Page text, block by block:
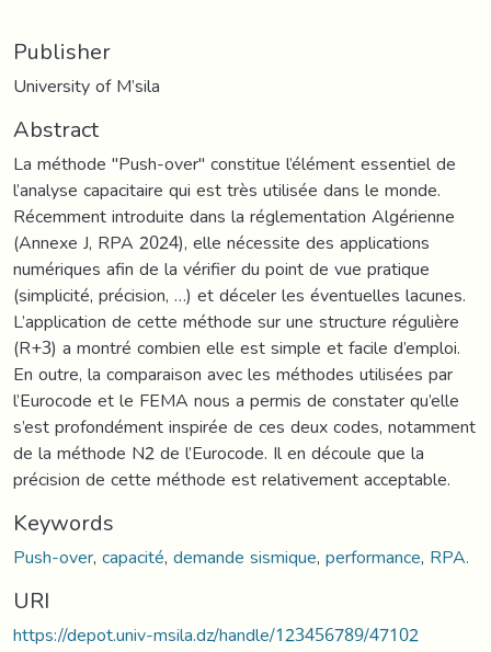
Publisher
University of M’sila
Abstract
La méthode "Push-over" constitue l’élément essentiel de
l’analyse capacitaire qui est très utilisée dans le monde.
Récemment introduite dans la réglementation Algérienne
(Annexe J, RPA 2024), elle nécessite des applications
numériques afin de la vérifier du point de vue pratique
(simplicité, précision, …) et déceler les éventuelles lacunes.
L’application de cette méthode sur une structure régulière
(R+3) a montré combien elle est simple et facile d’emploi.
En outre, la comparaison avec les méthodes utilisées par
l’Eurocode et le FEMA nous a permis de constater qu’elle
s’est profondément inspirée de ces deux codes, notamment
de la méthode N2 de l’Eurocode. Il en découle que la
précision de cette méthode est relativement acceptable.
Keywords
Push-over,capacité,demande sismique,performance, RPA.
URI
https://depot.univ-msila.dz/handle/123456789/47102